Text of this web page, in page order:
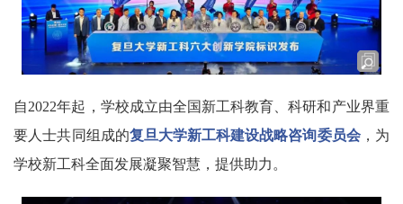
自2022年起，学校成立由全国新工科教育、科研和产业界重
要人士共同组成的复旦大学新工科建设战略咨询委员会，为
学校新工科全面发展凝聚智慧，提供助力。